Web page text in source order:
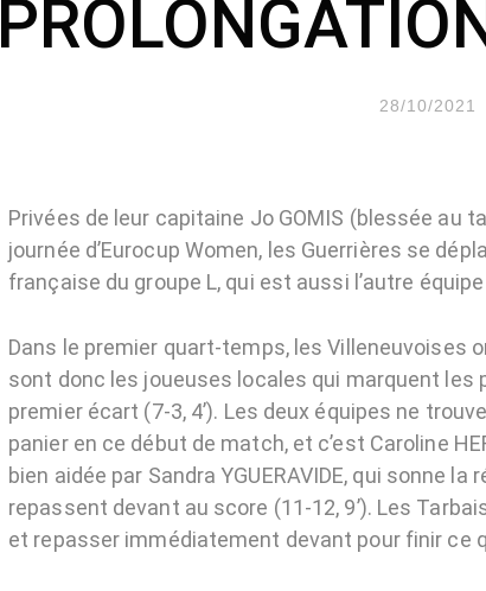
28/10/2021
Privées de leur capitaine Jo GOMIS (blessée au
journée d’Eurocup Women, les Guerrières se
française du groupe L, qui est aussi l’autre
Dans le premier quart-temps, les Villeneuvoises
sont donc les joueuses locales qui marquent
premier écart (7-3, 4’). Les deux équipes ne
panier en ce début de match, et c’est Caroline
bien aidée par Sandra YGUERAVIDE, qui sonne
repassent devant au score (11-12, 9’). Les
et repasser immédiatement devant pour finir ce